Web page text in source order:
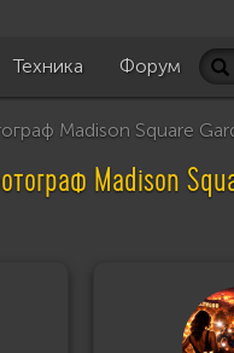
Техника Форум
Madison Square
Madison